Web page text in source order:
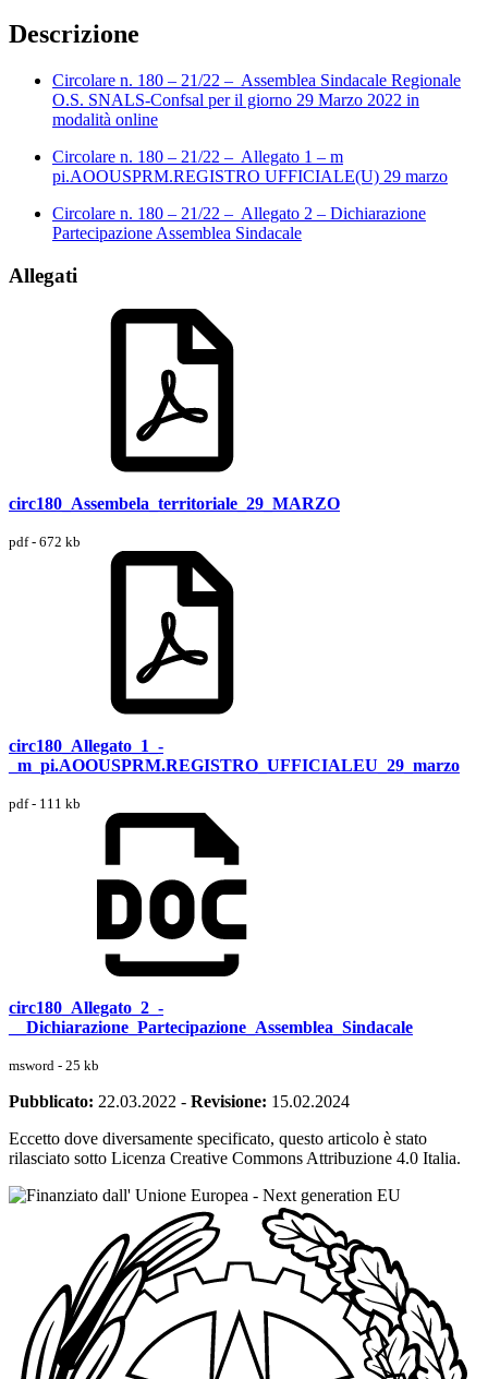
Descrizione
Circolare n. 180 – 21/22 – Assemblea Sindacale Regionale
O.S. SNALS-Confsal per il giorno 29 Marzo 2022 in
modalità online
Circolare n. 180 – 21/22 – Allegato 1 – m
pi.AOOUSPRM.REGISTRO UFFICIALE(U) 29 marzo
Circolare n. 180 – 21/22 – Allegato 2 – Dichiarazione
Partecipazione Assemblea Sindacale
Allegati
circ180_Assembela_territoriale_29_MARZO
pdf - 672 kb
circ180_Allegato_1_-
_m_pi.AOOUSPRM.REGISTRO_UFFICIALEU_29_marzo
pdf - 111 kb
circ180_Allegato_2_-
__Dichiarazione_Partecipazione_Assemblea_Sindacale
msword - 25 kb
Pubblicato: 22.03.2022 - Revisione: 15.02.2024
Eccetto dove diversamente specificato, questo articolo è stato
rilasciato sotto Licenza Creative Commons Attribuzione 4.0 Italia.